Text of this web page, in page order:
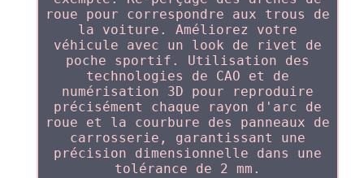
roue pour correspondre aux trous de
la voiture. Améliorez votre
véhicule avec un look de rivet de
poche sportif. Utilisation des
technologies de CAO et de
numérisation 3D pour reproduire
précisément chaque rayon d'arc de
roue et la courbure des panneaux de
carrosserie, garantissant une
précision dimensionnelle dans une
tolérance de 2 mm.